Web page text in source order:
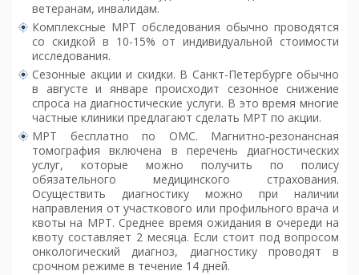
ветеранам, инвалидам.
Комплексные МРТ обследования обычно проводятся
со скидкой в 10-15% от индивидуальной стоимости
исследования.
Сезонные акции и скидки. В Санкт-Петербурге обычно
в августе и январе происходит сезонное снижение
спроса на диагностические услуги. В это время многие
частные клиники предлагают сделать МРТ по акции.
МРТ бесплатно по ОМС. Магнитно-резонансная
томография включена в перечень диагностических
услуг, которые можно получить по полису
обязательного медицинского страхования.
Осуществить диагностику можно при наличии
направления от участкового или профильного врача и
квоты на МРТ. Среднее время ожидания в очереди на
квоту составляет 2 месяца. Если стоит под вопросом
онкологический диагноз, диагностику проводят в
срочном режиме в течение 14 дней.